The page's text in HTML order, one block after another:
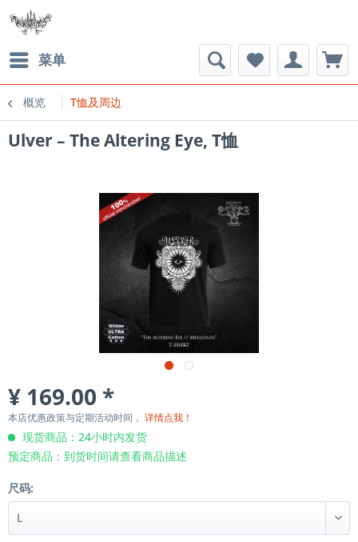
菜单
概览 T恤及周边
Ulver ‎– The Altering Eye, T恤
¥ 169.00 *
本店优惠政策与定期活动时间， 详情点我！
现货商品：24小时内发货
预定商品：到货时间请查看商品描述
尺码: